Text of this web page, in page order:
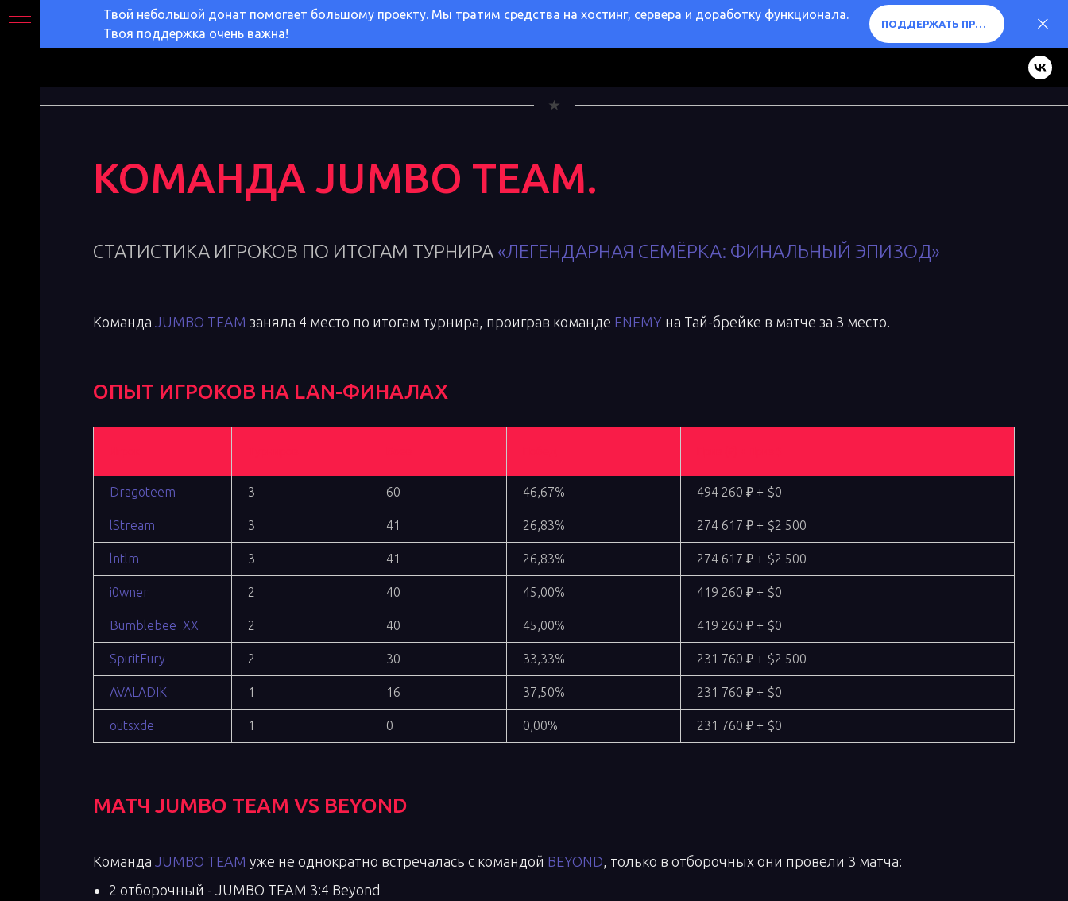
Твой небольшой донат помогает большому проекту. Мы тратим средства на хостинг, сервера и доработку функционала.
Твоя поддержка очень важна!
ПОДДЕРЖАТЬ ПРОЕКТ ❤️
КОМАНДА JUMBO TEAM.
СТАТИСТИКА ИГРОКОВ ПО ИТОГАМ ТУРНИРА «ЛЕГЕНДАРНАЯ СЕМЁРКА: ФИНАЛЬНЫЙ ЭПИЗОД»
Команда JUMBO TEAM заняла 4 место по итогам турнира, проиграв команде ENEMY на Тай-брейке в матче за 3 место.
ОПЫТ ИГРОКОВ НА LAN-ФИНАЛАХ
Dragoteem 3 60 46,67% 494 260 ₽ + $0
lStream 3 41 26,83% 274 617 ₽ + $2 500
lntlm 3 41 26,83% 274 617 ₽ + $2 500
i0wner 2 40 45,00% 419 260 ₽ + $0
Bumblebee_XX 2 40 45,00% 419 260 ₽ + $0
SpiritFury 2 30 33,33% 231 760 ₽ + $2 500
AVALADIK 1 16 37,50% 231 760 ₽ + $0
outsxde 1 0 0,00% 231 760 ₽ + $0
МАТЧ JUMBO TEAM VS BEYOND
Команда JUMBO TEAM уже не однократно встречалась с командой BEYOND, только в отборочных они провели 3 матча:
2 отборочный - JUMBO TEAM 3:4 Beyond